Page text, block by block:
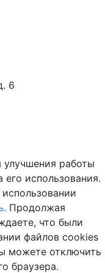
6
работы
использования.
Продолжая
что были
файлов cookies
можете отключить
браузера.